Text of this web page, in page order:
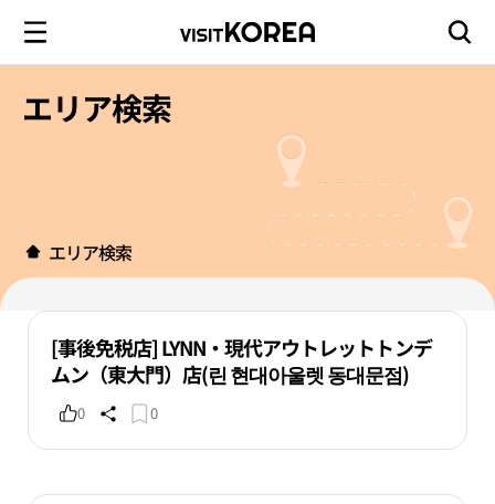
エリア検索
エリア検索
[事後免税店] LYNN・現代アウトレットトンデ
ムン（東大門）店(린 현대아울렛 동대문점)
0 0